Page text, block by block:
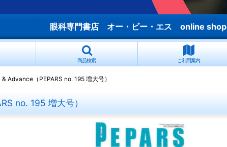
眼科専門書店 オー・ビー・エス online shop
商品検索 ご利用案内
Advance（PEPARS no. 195 増大号）
no. 195 増大号）